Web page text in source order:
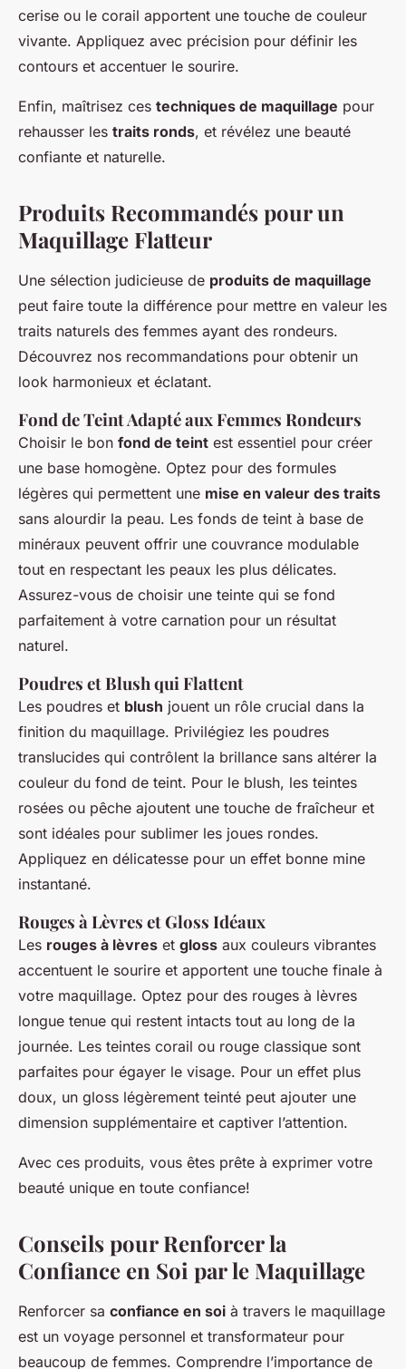
cerise ou le corail apportent une touche de couleur
vivante. Appliquez avec précision pour définir les
contours et accentuer le sourire.
Enfin, maîtrisez ces techniques de maquillage pour
rehausser les traits ronds, et révélez une beauté
confiante et naturelle.
Produits Recommandés pour un
Maquillage Flatteur
Une sélection judicieuse de produits de maquillage
peut faire toute la différence pour mettre en valeur les
traits naturels des femmes ayant des rondeurs.
Découvrez nos recommandations pour obtenir un
look harmonieux et éclatant.
Fond de Teint Adapté aux Femmes Rondeurs
Choisir le bon fond de teint est essentiel pour créer
une base homogène. Optez pour des formules
légères qui permettent une mise en valeur des traits
sans alourdir la peau. Les fonds de teint à base de
minéraux peuvent offrir une couvrance modulable
tout en respectant les peaux les plus délicates.
Assurez-vous de choisir une teinte qui se fond
parfaitement à votre carnation pour un résultat
naturel.
Poudres et Blush qui Flattent
Les poudres et blush jouent un rôle crucial dans la
finition du maquillage. Privilégiez les poudres
translucides qui contrôlent la brillance sans altérer la
couleur du fond de teint. Pour le blush, les teintes
rosées ou pêche ajoutent une touche de fraîcheur et
sont idéales pour sublimer les joues rondes.
Appliquez en délicatesse pour un effet bonne mine
instantané.
Rouges à Lèvres et Gloss Idéaux
Les rouges à lèvres et gloss aux couleurs vibrantes
accentuent le sourire et apportent une touche finale à
votre maquillage. Optez pour des rouges à lèvres
longue tenue qui restent intacts tout au long de la
journée. Les teintes corail ou rouge classique sont
parfaites pour égayer le visage. Pour un effet plus
doux, un gloss légèrement teinté peut ajouter une
dimension supplémentaire et captiver l’attention.
Avec ces produits, vous êtes prête à exprimer votre
beauté unique en toute confiance!
Conseils pour Renforcer la
Confiance en Soi par le Maquillage
Renforcer sa confiance en soi à travers le maquillage
est un voyage personnel et transformateur pour
beaucoup de femmes. Comprendre l’importance de